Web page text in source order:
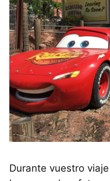
Durante vuestro